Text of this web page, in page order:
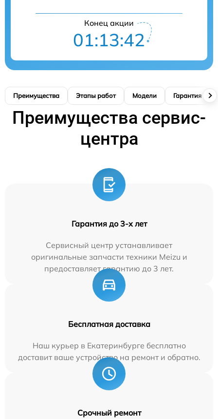
Конец акции
01:13:40
Преимущества Этапы работ Модели Гарантия
Преимущества сервис-
центра
Гарантия до 3-х лет
Сервисный центр устанавливает
оригинальные запчасти техники Meizu и
предоставляет гарантию до 3 лет.
Бесплатная доставка
Наш курьер в Екатеринбурге бесплатно
доставит ваше устройство на ремонт и обратно.
Срочный ремонт